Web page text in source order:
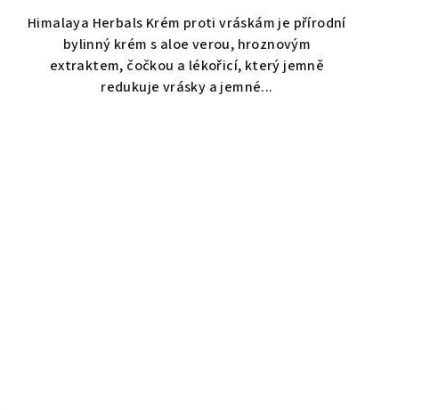
5,0
z
5
hvězdiček.
Himalaya Herbals Krém proti vráskám je přírodní
bylinný krém s aloe verou, hroznovým
extraktem, čočkou a lékořicí, který jemně
redukuje vrásky a jemné...